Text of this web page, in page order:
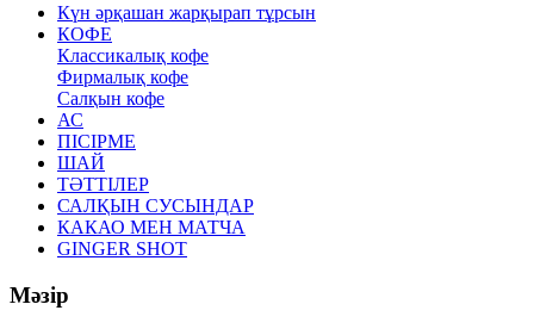
Күн әрқашан жарқырап тұрсын
КОФЕ
Классикалық кофе
Фирмалық кофе
Салқын кофе
АС
ПІСІРМЕ
ШАЙ
ТӘТТІЛЕР
САЛҚЫН СУСЫНДАР
КАКАО МЕН МАТЧА
GINGER SHOT
Мәзір